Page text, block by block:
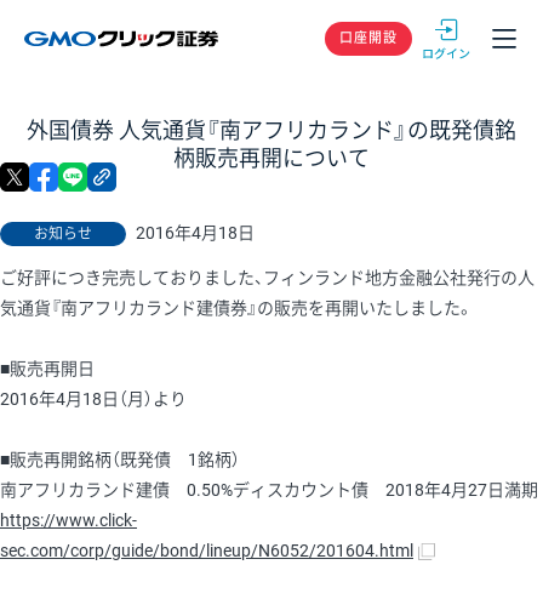
GMOクリック
口座開設
外国債券 人気通貨『南アフリカランド』の既発債銘
柄販売再開について
お知らせ 2016年4月18日
X facebook
ご好評につき完売しておりました、フィンランド地方金融公社発行の人
気通貨『南アフリカランド建債券』の販売を再開いたしました。
■販売再開日
2016年4月18日（月）より
■販売再開銘柄（既発債 1銘柄）
南アフリカランド建債 0.50%ディスカウント債 2018年4月27日満期
https://www.click-
sec.com/corp/guide/bond/lineup/N6052/201604.html